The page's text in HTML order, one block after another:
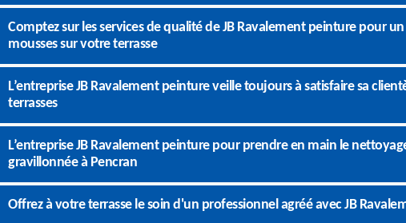
Comptez sur les services de qualité de JB Ravalement peinture pour
mousses sur votre terrasse
L’entreprise JB Ravalement peinture veille toujours à satisfaire sa
terrasses
L’entreprise JB Ravalement peinture pour prendre en main le
gravillonnée à Pencran
Offrez à votre terrasse le soin d'un professionnel agréé avec JB